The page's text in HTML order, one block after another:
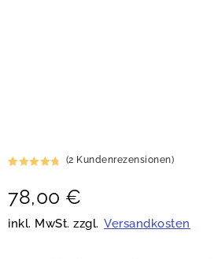
mit5.00
von 5,
basierend
(2 Kundenrezensionen)
78,00 €
inkl. MwSt. zzgl. Versandkosten